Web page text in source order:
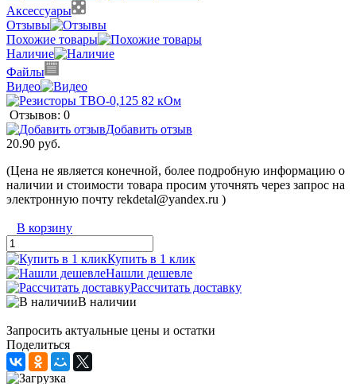
Аксессуары
Отзывы
Похожие товары
Наличие
Файлы
Видео
Отзывов: 0
Добавить отзыв
20.90 руб.
(Цена не является конечной, более подробную информацию о
наличии и стоимости товара просим уточнять через запрос на
электронную почту rekdetal@yandex.ru )
В корзину
Купить в 1 клик
Нашли дешевле
Рассчитать доставку
В наличии
Запросить актуальные цены и остатки
Поделиться